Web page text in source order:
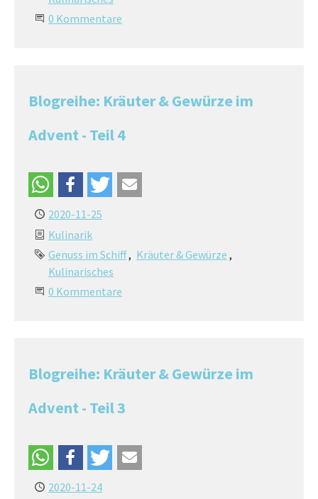
0 Kommentare
Blogreihe: Kräuter & Gewürze im
Advent - Teil 4
2020-11-25
Kulinarik
Genuss im Schiff
Kräuter & Gewürze
Kulinarisches
0 Kommentare
Blogreihe: Kräuter & Gewürze im
Advent - Teil 3
2020-11-24